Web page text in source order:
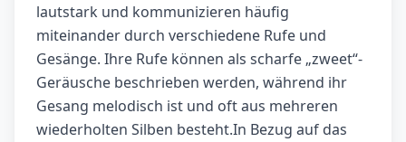
lautstark und kommunizieren häufig
miteinander durch verschiedene Rufe und
Gesänge. Ihre Rufe können als scharfe „zweet“-
Geräusche beschrieben werden, während ihr
Gesang melodisch ist und oft aus mehreren
wiederholten Silben besteht.In Bezug auf das